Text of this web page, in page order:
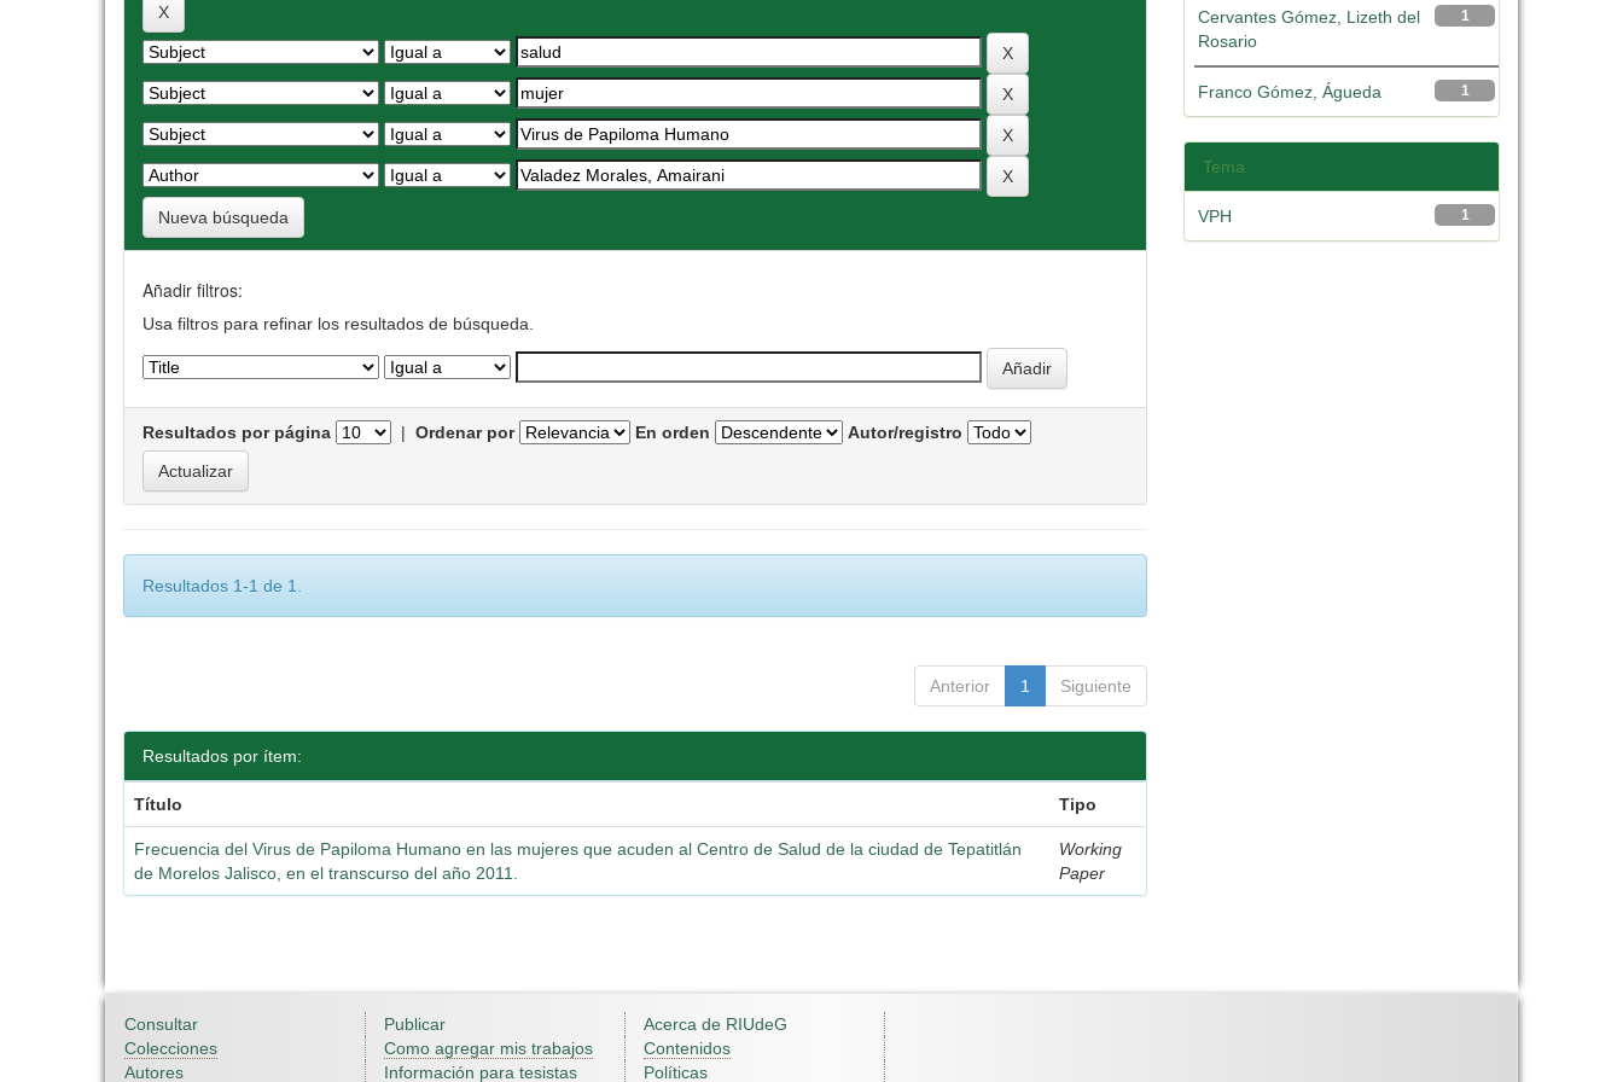
Nueva búsqueda
Añadir filtros:
Usa filtros para refinar los resultados de búsqueda.
Resultados por página | Ordenar por En orden Autor/registro
Resultados 1-1 de 1.
Anterior 1 Siguiente
Resultados por ítem:
Título Tipo
Frecuencia del Virus de Papiloma Humano en las mujeres que acuden al Centro de Salud de la ciudad de Tepatitlán
de Morelos Jalisco, en el transcurso del año 2011.
Working
Paper
1
Cervantes Gómez, Lizeth del
Rosario
1
Franco Gómez, Águeda
Tema
1
VPH
Consultar
Colecciones
Autores
Publicar
Como agregar mis trabajos
Información para tesistas
Acerca de RIUdeG
Contenidos
Políticas